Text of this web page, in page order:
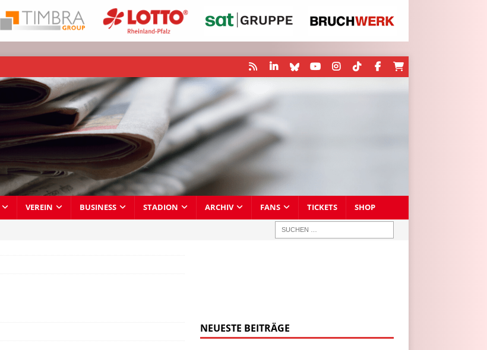
VEREIN BUSINESS STADION ARCHIV FANS TICKETS SHOP
NEUESTE BEITRÄGE